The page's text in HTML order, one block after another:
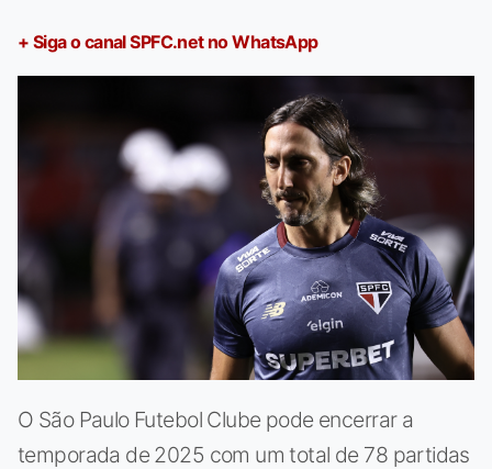
+ Siga o canal SPFC.net no WhatsApp
O São Paulo Futebol Clube pode encerrar a
temporada de 2025 com um total de 78 partidas